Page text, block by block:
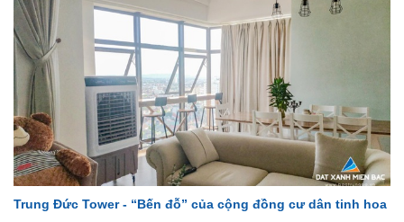
Trung Đức Tower - “Bến đỗ” của cộng đồng cư dân tinh hoa